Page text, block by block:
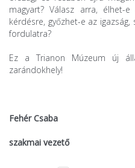
magyart? Válasz arra, élhet-
kérdésre, győzhet-e az
fordulatra?
Ez a Trianon Múzeum új
zarándokhely!
Fehér Csaba
szakmai vezető